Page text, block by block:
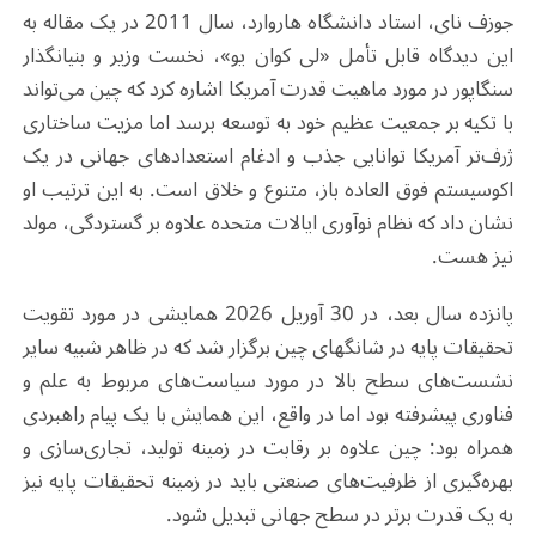
جوزف نای، استاد دانشگاه هاروارد، سال 2011 در یک مقاله به
این دیدگاه قابل تأمل «لی کوان یو»، نخست وزیر و بنیانگذار
سنگاپور در مورد ماهیت قدرت آمریکا اشاره کرد که چین می‌تواند
با تکیه بر جمعیت عظیم خود به توسعه برسد اما مزیت ساختاری
ژرف‌تر آمریکا توانایی جذب و ادغام استعدادهای جهانی در یک
اکوسیستم فوق العاده باز، متنوع و خلاق است. به این ترتیب او
نشان داد که نظام نوآوری ایالات متحده علاوه بر گستردگی، مولد
نیز هست.
پانزده سال بعد، در 30 آوریل 2026 همایشی در مورد تقویت
تحقیقات پایه در شانگهای چین برگزار شد که در ظاهر شبیه سایر
نشست‌های سطح بالا در مورد سیاست‌های مربوط به علم و
فناوری پیشرفته بود اما در واقع، این همایش با یک پیام راهبردی
همراه بود: چین علاوه بر رقابت در زمینه تولید، تجاری‌سازی و
بهره‌گیری از ظرفیت‌های صنعتی باید در زمینه تحقیقات پایه نیز
به یک قدرت برتر در سطح جهانی تبدیل شود.